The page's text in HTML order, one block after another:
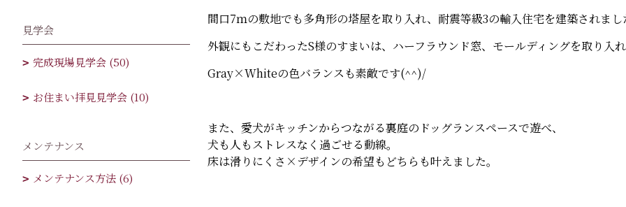
間口7ｍの敷地でも多角形の塔屋を取り入れ、耐震等級3の輸入住宅を建築されまし
外観にもこだわったS様のすまいは、ハーフラウンド窓、モールディングを取り入れ
Gray×Whiteの色バランスも素敵です(^^)/
また、愛犬がキッチンからつながる裏庭のドッグランスペースで遊べ、
犬も人もストレスなく過ごせる動線。
床は滑りにくさ×デザインの希望もどちらも叶えました。
見学会
完成現場見学会 (50)
お住まい拝見見学会 (10)
メンテナンス
メンテナンス方法 (6)